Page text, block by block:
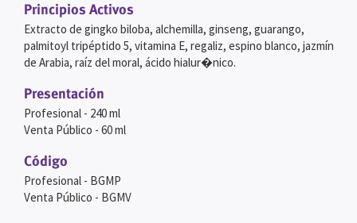
Principios Activos
Extracto de gingko biloba, alchemilla, ginseng, guarango,
palmitoyl tripéptido 5, vitamina E, regaliz, espino blanco, jazmín
de Arabia, raíz del moral, ácido hialur�nico.
Presentación
Profesional - 240 ml
Venta Público - 60 ml
Código
Profesional - BGMP
Venta Público - BGMV